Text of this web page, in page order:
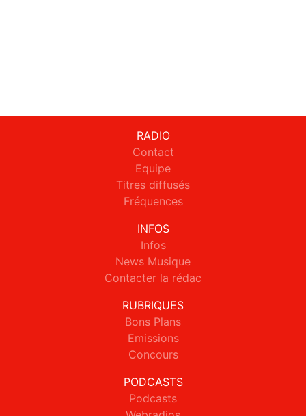
RADIO
Contact
Equipe
Titres diffusés
Fréquences
INFOS
Infos
News Musique
Contacter la rédac
RUBRIQUES
Bons Plans
Emissions
Concours
PODCASTS
Podcasts